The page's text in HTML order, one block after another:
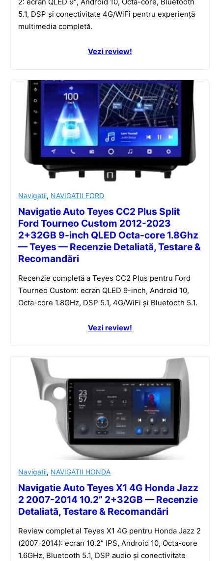
2: ecran QLED 9″, Android 10, Octa-core, Bluetooth
5.1, DSP și conectivitate 4G/WiFi pentru experiență
multimedia completă.
Vezi review!
Navigatii, NAVIGATII FORD
Navigatie Auto Teyes CC2 Plus Split
Ford Tourneo Custom 2012-2023
2+32GB 9-inch QLED Octa-core 1.8Ghz
— Teyes — Recenzie Detaliată, Testare &
Recomandări
Recenzie completă a Teyes CC2 Plus pentru Ford
Tourneo Custom: ecran QLED 9-inch, Android 10,
Octa-core 1.8GHz, DSP 5.1, 4G/WiFi și Bluetooth 5.1.
Vezi review!
Navigatii, NAVIGATII HONDA
Navigatie Auto Teyes X1 4G Honda Jazz
2 2007-2014 10.2” 2+32GB — Recenzie
Detaliată, Testare & Recomandări
Review complet al Teyes X1 4G pentru Honda Jazz 2
(2007-2014): ecran 10.2” IPS, Android 10, Octa-core
1.6GHz, Bluetooth 5.1, DSP audio și conectivitate